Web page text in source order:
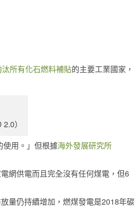
所有化石燃料補貼的主要工業國家，
）
使用。」但根據海外發展研究所
網供電而且完全沒有任何煤電，但6
量仍持續增加，燃煤發電是2018年碳